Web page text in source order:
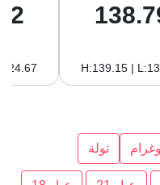
H:139.15 |
تولة